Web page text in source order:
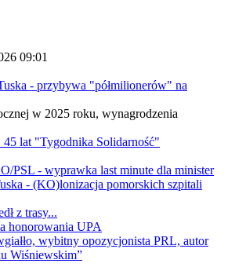
09:01
- przybywa "półmilionerów" na
w 2025 roku, wynagrodzenia
45 lat "Tygodnika Solidarność"
PSL - wyprawka last minute dla minister
- (KO)lonizacja pomorskich szpitali
z trasy...
honorowania UPA
wybitny opozycjonista PRL, autor
Wiśniewskim”